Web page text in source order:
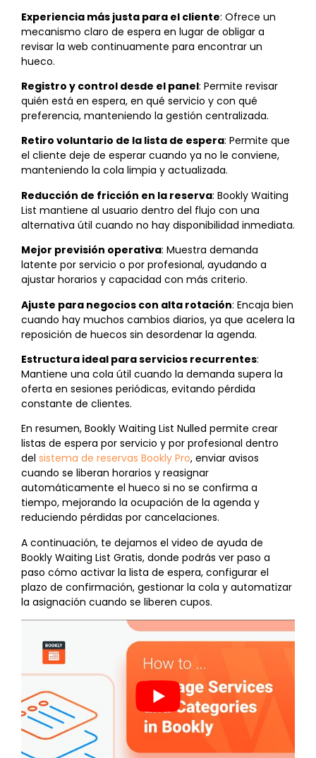
Experiencia más justa para el cliente: Ofrece un
mecanismo claro de espera en lugar de obligar a
revisar la web continuamente para encontrar un
hueco.
Registro y control desde el panel: Permite revisar
quién está en espera, en qué servicio y con qué
preferencia, manteniendo la gestión centralizada.
Retiro voluntario de la lista de espera: Permite que
el cliente deje de esperar cuando ya no le conviene,
manteniendo la cola limpia y actualizada.
Reducción de fricción en la reserva: Bookly Waiting
List mantiene al usuario dentro del flujo con una
alternativa útil cuando no hay disponibilidad inmediata.
Mejor previsión operativa: Muestra demanda
latente por servicio o por profesional, ayudando a
ajustar horarios y capacidad con más criterio.
Ajuste para negocios con alta rotación: Encaja bien
cuando hay muchos cambios diarios, ya que acelera la
reposición de huecos sin desordenar la agenda.
Estructura ideal para servicios recurrentes:
Mantiene una cola útil cuando la demanda supera la
oferta en sesiones periódicas, evitando pérdida
constante de clientes.
En resumen, Bookly Waiting List Nulled permite crear
listas de espera por servicio y por profesional dentro
del sistema de reservas Bookly Pro, enviar avisos
cuando se liberan horarios y reasignar
automáticamente el hueco si no se confirma a
tiempo, mejorando la ocupación de la agenda y
reduciendo pérdidas por cancelaciones.
A continuación, te dejamos el video de ayuda de
Bookly Waiting List Gratis, donde podrás ver paso a
paso cómo activar la lista de espera, configurar el
plazo de confirmación, gestionar la cola y automatizar
la asignación cuando se liberen cupos.